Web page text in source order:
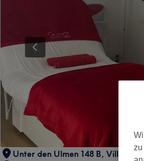
Unter den Ulmen 148 B, Villa